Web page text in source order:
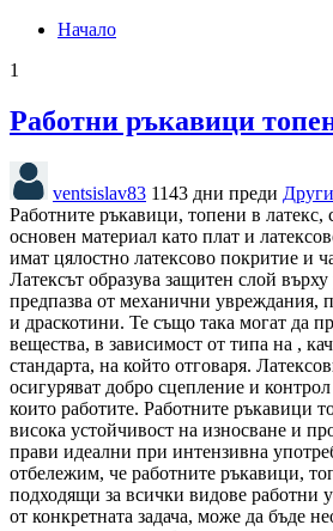
Начало
1
Работни ръкавици
ventsislav83 1143 дни преди Други
Работните ръкавици, топени в латекс,
основен материал като плат и
имат цялостно латексово покритие и
Латексът образува защитен слой
предпазва от механични увреждания,
и драскотини. Те също така могат да
вещества, в зависимост от типа на ,
стандарта, на който отговаря.
осигуряват добро сцепление и
които работите. Работните ръкавици
висока устойчивост на износване и
прави идеални при интензивна
отбележим, че работните ръкавици,
подходящи за всички видове работни
от конкретната задача, може да бъде